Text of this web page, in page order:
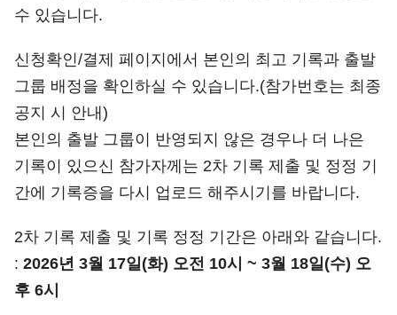
수 있습니다.
신청확인/결제 페이지에서 본인의 최고 기록과 출발
그룹 배정을 확인하실 수 있습니다.(참가번호는 최종
공지 시 안내)
본인의 출발 그룹이 반영되지 않은 경우나 더 나은
기록이 있으신 참가자께는 2차 기록 제출 및 정정 기
간에 기록증을 다시 업로드 해주시기를 바랍니다.
2차 기록 제출 및 기록 정정 기간은 아래와 같습니다.
: 2026년 3월 17일(화) 오전 10시 ~ 3월 18일(수) 오
후 6시